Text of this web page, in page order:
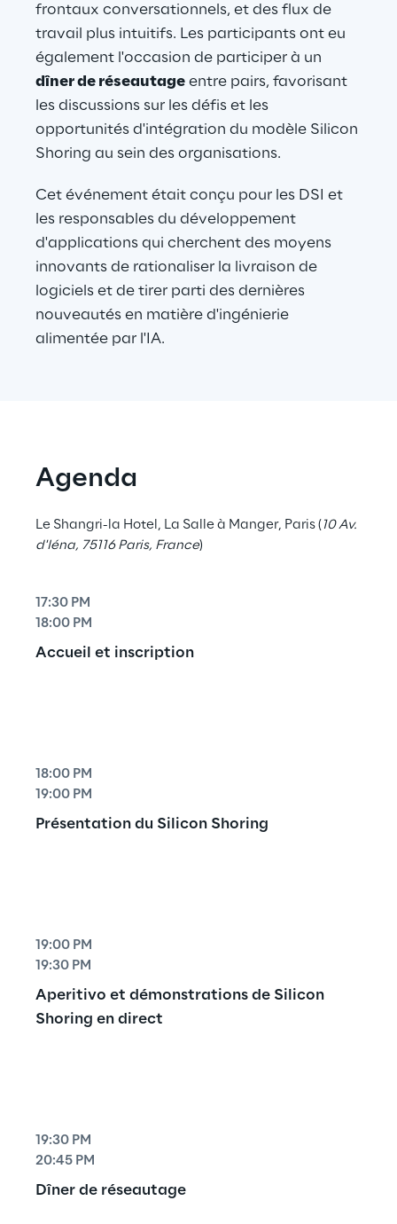
frontaux conversationnels, et des flux de
travail plus intuitifs. Les participants ont eu
également l'occasion de participer à un
dîner de réseautage entre pairs, favorisant
les discussions sur les défis et les
opportunités d'intégration du modèle Silicon
Shoring au sein des organisations.
Cet événement était conçu pour les DSI et
les responsables du développement
d'applications qui cherchent des moyens
innovants de rationaliser la livraison de
logiciels et de tirer parti des dernières
nouveautés en matière d'ingénierie
alimentée par l'IA.
Agenda
Le Shangri-la Hotel, La Salle à Manger, Paris ( 10 Av.
d'Iéna, 75116 Paris, France)
17:30 PM
18:00 PM
Accueil et inscription
18:00 PM
19:00 PM
Présentation du Silicon Shoring
19:00 PM
19:30 PM
Aperitivo et démonstrations de Silicon
Shoring en direct
19:30 PM
20:45 PM
Dîner de réseautage